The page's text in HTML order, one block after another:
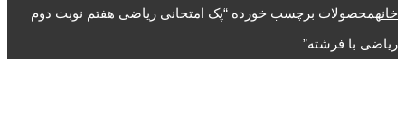
خانهمحصولات برچسب خورده “پک امتحانی ریاضی هفتم نوبت دوم
ریاضی با فرشته”